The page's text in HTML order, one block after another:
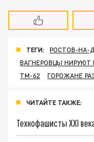
ТЕГИ: РОСТОВ-НА-
ВАГНЕРОВЦЫ НИРУЮТ
ТМ-62
ГОРОЖАНЕ
ЧИТАЙТЕ ТАКЖЕ:
Технофашисты XXI